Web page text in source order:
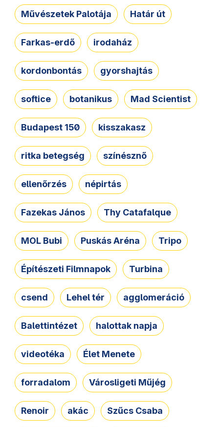
Művészetek Palotája Határ út
Farkas-erdő irodaház
kordonbontás gyorshajtás
softice botanikus Mad Scientist
Budapest 150 kisszakasz
ritka betegség színésznő
ellenőrzés népirtás
Fazekas János Thy Catafalque
MOL Bubi Puskás Aréna Tripo
Építészeti Filmnapok Turbina
csend Lehel tér agglomeráció
Balettintézet halottak napja
videotéka Élet Menete
forradalom Városligeti Műjég
Renoir akác Szűcs Csaba